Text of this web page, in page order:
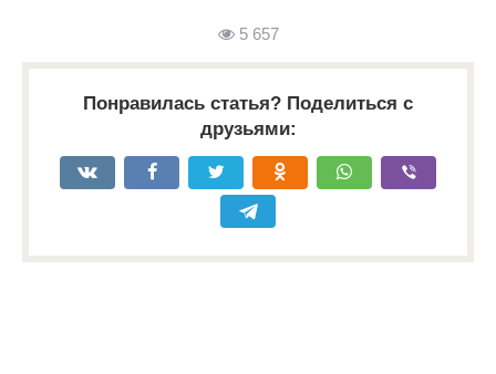
5 657
Понравилась статья? Поделиться с
друзьями: